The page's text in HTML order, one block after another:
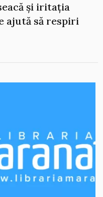
și iritația
ajută să respiri